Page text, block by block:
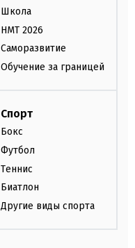
Школа
НМТ 2026
Саморазвитие
Обучение за границей
Спорт
Бокс
Футбол
Теннис
Биатлон
Другие виды спорта